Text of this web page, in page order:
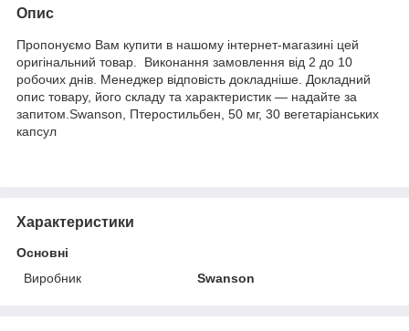
Опис
Пропонуємо Вам купити в нашому інтернет-магазині цей
оригінальний товар. Виконання замовлення від 2 до 10
робочих днів. Менеджер відповість докладніше. Докладний
опис товару, його складу та характеристик — надайте за
запитом.Swanson, Птеростильбен, 50 мг, 30 вегетаріанських
капсул
Характеристики
Основні
Виробник
Swanson